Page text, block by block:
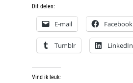
Dit delen:
E-mail Facebook
Tumblr LinkedIn
Vind ik leuk: